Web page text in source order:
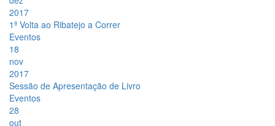
2017
1ª Volta ao Ribatejo a Correr
Eventos
18
nov
2017
Sessão de Apresentação de Livro
Eventos
28
out